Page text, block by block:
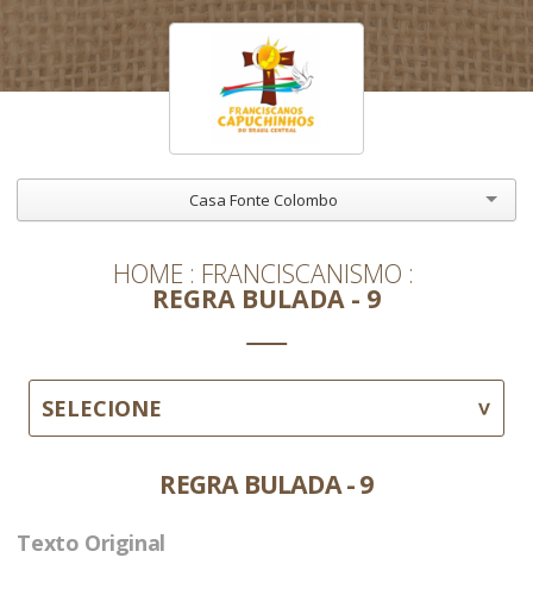
Casa Fonte Colombo
HOME FRANCISCANISMO
REGRA BULADA - 9
SELECIONE
REGRA BULADA - 9
Texto Original